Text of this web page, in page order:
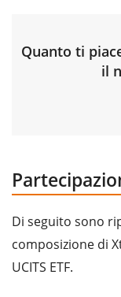
Quanto ti
il
Di seguito sono
composizione di
UCITS ETF.